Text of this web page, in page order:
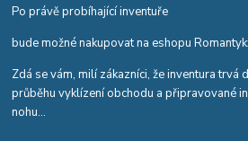
Po právě probíhající inventuře
bude možné nakupovat na eshopu
Zdá se vám, milí zákazníci, že inventura trvá
průběhu vyklízení obchodu a připravované
nohu...